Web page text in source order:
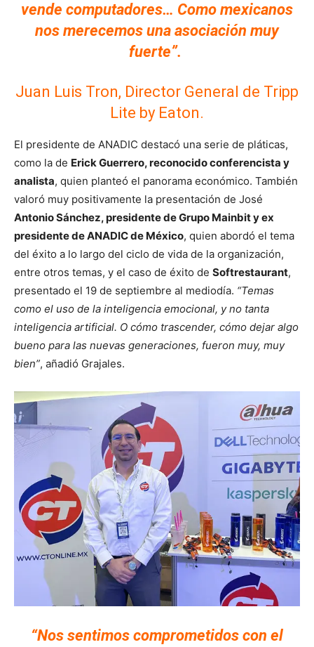
vende computadores… Como mexicanos
nos merecemos una asociación muy
fuerte”.
Juan Luis Tron, Director General de Tripp
Lite by Eaton.
El presidente de ANADIC destacó una serie de pláticas,
como la de Erick Guerrero, reconocido conferencista y
analista, quien planteó el panorama económico. También
valoró muy positivamente la presentación de José
Antonio Sánchez, presidente de Grupo Mainbit y ex
presidente de ANADIC de México, quien abordó el tema
del éxito a lo largo del ciclo de vida de la organización,
entre otros temas, y el caso de éxito de Softrestaurant,
presentado el 19 de septiembre al mediodía. “Temas
como el uso de la inteligencia emocional, y no tanta
inteligencia artificial. O cómo trascender, cómo dejar algo
bueno para las nuevas generaciones, fueron muy, muy
bien”, añadió Grajales.
“Nos sentimos comprometidos con el